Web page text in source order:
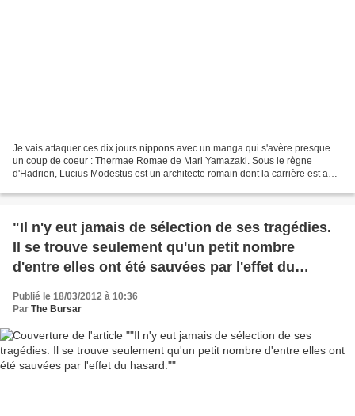
Je vais attaquer ces dix jours nippons avec un manga qui s'avère presque
un coup de coeur : Thermae Romae de Mari Yamazaki. Sous le règne
d'Hadrien, Lucius Modestus est un architecte romain dont la carrière est au
"Il n'y eut jamais de sélection de ses tragédies.
Il se trouve seulement qu'un petit nombre
d'entre elles ont été sauvées par l'effet du
Publié le 18/03/2012 à 10:36
Par The Bursar